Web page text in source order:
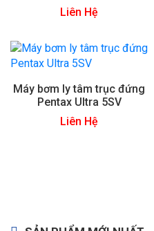
Liên Hệ
Máy bơm ly tâm trục đứng
Pentax Ultra 5SV
Liên Hệ